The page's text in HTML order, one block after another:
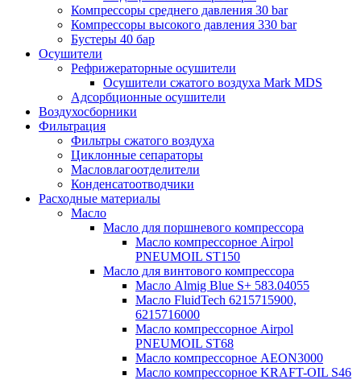
Компрессоры среднего давления 30 bar
Компрессоры высокого давления 330 bar
Бустеры 40 бар
Осушители
Рефрижераторные осушители
Осушители сжатого воздуха Mark MDS
Адсорбционные осушители
Воздухосборники
Фильтрация
Фильтры сжатого воздуха
Циклонные сепараторы
Масловлагоотделители
Конденсатоотводчики
Расходные материалы
Масло
Масло для поршневого компрессора
Масло компрессорное Airpol
PNEUMOIL ST150
Масло для винтового компрессора
Масло Almig Blue S+ 583.04055
Масло FluidTech 6215715900,
6215716000
Масло компрессорное Airpol
PNEUMOIL ST68
Масло компрессорное AEON3000
Масло компрессорное KRAFT-OIL S46